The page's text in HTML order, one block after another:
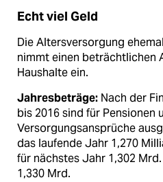
Echt viel Geld
Die Altersversorgung
nimmt einen beträchtlichen
Haushalte ein.
Jahresbeträge: Nach der
bis 2016 sind für Pensionen
Versorgungsansprüche
das laufende Jahr 1,270
für nächstes Jahr 1,302
1,330 Mrd.